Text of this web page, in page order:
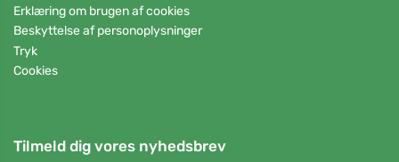
Erklæring om brugen af cookies
Beskyttelse af personoplysninger
Tryk
Cookies
Tilmeld dig vores nyhedsbrev